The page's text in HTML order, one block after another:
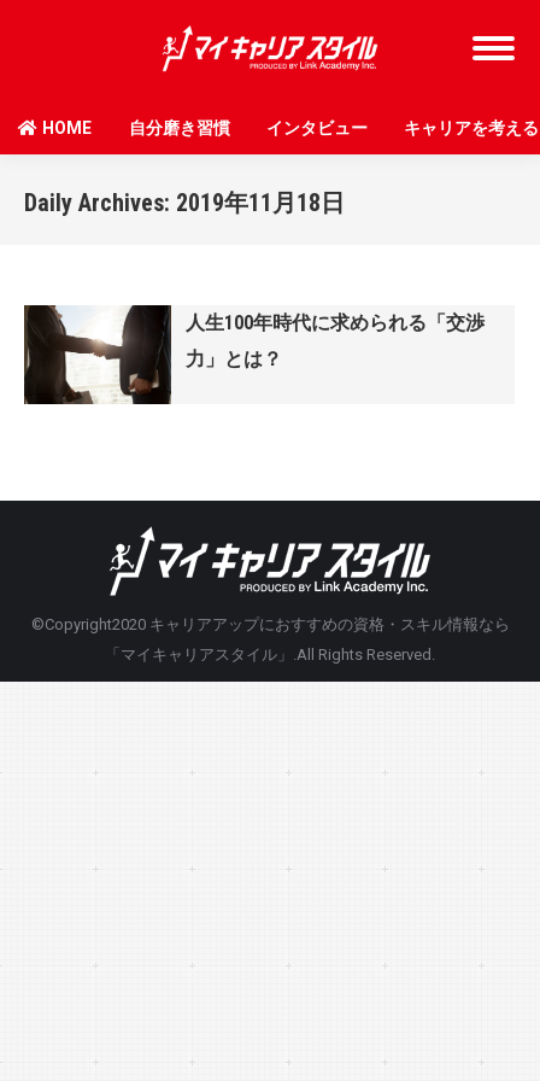
HOME 自分磨き習慣 インタビュー キャリアを考える
Daily Archives: 2019年11月18日
人生100年時代に求められる「交渉
力」とは？
©Copyright2020 キャリアアップにおすすめの資格・スキル情報なら
「マイキャリアスタイル」
.All Rights Reserved.